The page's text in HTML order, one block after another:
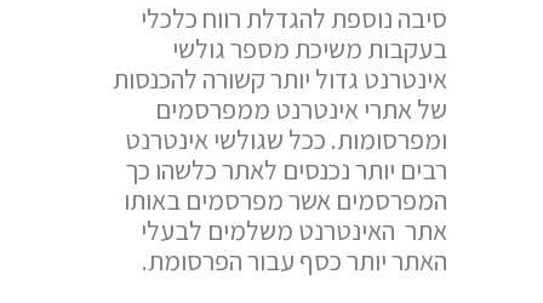
סיבה נוספת להגדלת רווח כלכלי
בעקבות משיכת מספר גולשי
אינטרנט גדול יותר קשורה להכנסות
של אתרי אינטרנט ממפרסמים
ומפרסומות. ככל שגולשי אינטרנט
רבים יותר נכנסים לאתר כלשהו כך
המפרסמים אשר מפרסמים באותו
אתר האינטרנט משלמים לבעלי
האתר יותר כסף עבור הפרסומת.